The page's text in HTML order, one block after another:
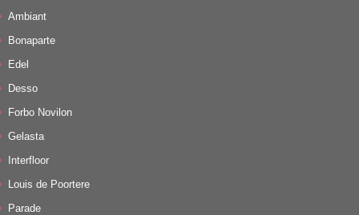
Ambiant
Bonaparte
Edel
Desso
Forbo Novilon
Gelasta
Interfloor
Louis de Poortere
Parade